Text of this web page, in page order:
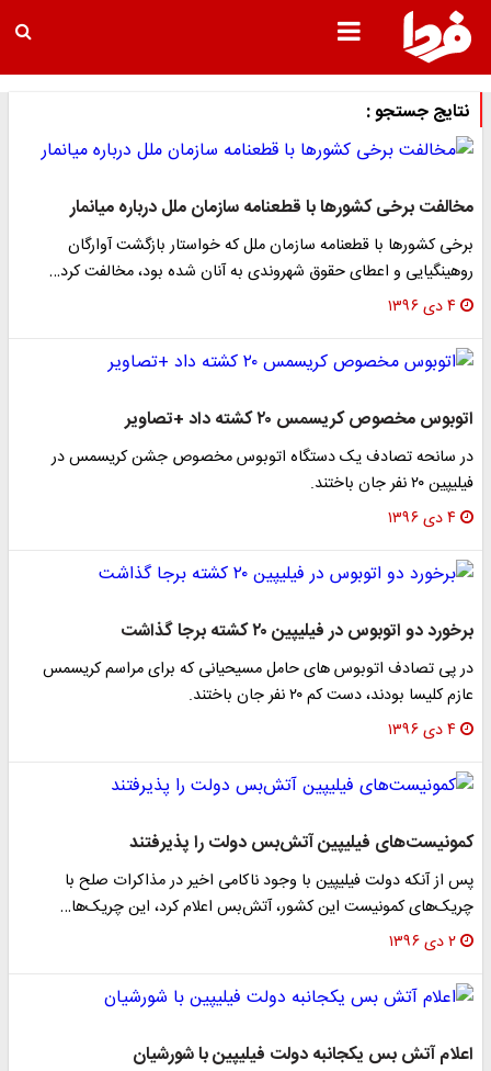
نتایج جستجو :
مخالفت برخی کشورها با قطعنامه سازمان ملل درباره میانمار
برخی کشورها با قطعنامه سازمان ملل که خواستار بازگشت آوارگان
روهینگیایی و اعطای حقوق شهروندی به آنان شده بود، مخالفت کرد…
۴ دی ۱۳۹۶
اتوبوس مخصوص کریسمس ۲۰ کشته داد +تصاویر
در سانحه تصادف یک دستگاه اتوبوس مخصوص جشن کریسمس در
فیلیپین ۲۰ نفر جان باختند.
۴ دی ۱۳۹۶
برخورد دو اتوبوس در فیلیپین ۲۰ کشته برجا گذاشت
در پی تصادف اتوبوس های حامل مسیحیانی که برای مراسم کریسمس
عازم کلیسا بودند، دست کم ۲۰ نفر جان باختند.
۴ دی ۱۳۹۶
کمونیست‌های فیلیپین آتش‌بس دولت را پذیرفتند
پس از آنکه دولت فیلیپین با وجود ناکامی اخیر در مذاکرات صلح با
چریک‌های کمونیست این کشور، آتش‌بس اعلام کرد، این چریک‌ها…
۲ دی ۱۳۹۶
اعلام آتش بس یکجانبه دولت فیلیپین با شورشیان